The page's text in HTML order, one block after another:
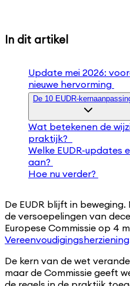
In dit artikel
Update mei 2026:
nieuwe hervorming
De 10 EUDR-
Wat betekenen de
praktijk?
Welke EUDR-updates
aan?
Hoe nu verder?
De EUDR blijft in
de versoepelingen van
Europese Commissie op 4
Vereenvoudigingsherziening
De kern van de wet
maar de Commissie geeft